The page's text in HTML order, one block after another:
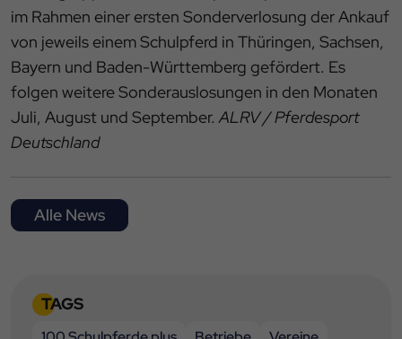
im Rahmen einer ersten Sonderverlosung der Ankauf
von jeweils einem Schulpferd in Thüringen, Sachsen,
Bayern und Baden-Württemberg gefördert. Es
folgen weitere Sonderauslosungen in den Monaten
Juli, August und September.ALRV / Pferdesport
Deutschland
Alle News
TAGS